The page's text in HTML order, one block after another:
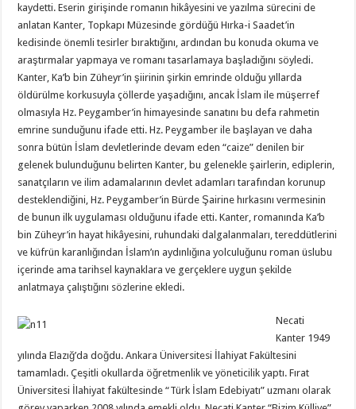
kaydetti. Eserin girişinde romanın hikâyesini ve yazılma sürecini de
anlatan Kanter, Topkapı Müzesinde gördüğü Hırka-i Saadet’in
kedisinde önemli tesirler bıraktığını, ardından bu konuda okuma ve
araştırmalar yapmaya ve romanı tasarlamaya başladığını söyledi.
Kanter, Ka’b bin Züheyr’in şiirinin şirkin emrinde olduğu yıllarda
öldürülme korkusuyla çöllerde yaşadığını, ancak İslam ile müşerref
olmasıyla Hz. Peygamber’in himayesinde sanatını bu defa rahmetin
emrine sunduğunu ifade etti. Hz. Peygamber ile başlayan ve daha
sonra bütün İslam devletlerinde devam eden “caize” denilen bir
gelenek bulunduğunu belirten Kanter, bu gelenekle şairlerin, ediplerin,
sanatçıların ve ilim adamalarının devlet adamları tarafından korunup
desteklendiğini, Hz. Peygamber’in Bürde Şairine hırkasını vermesinin
de bunun ilk uygulaması olduğunu ifade etti. Kanter, romanında Ka’b
bin Züheyr’in hayat hikâyesini, ruhundaki dalgalanmaları, tereddütlerini
ve küfrün karanlığından İslam’ın aydınlığına yolculuğunu roman üslubu
içerinde ama tarihsel kaynaklara ve gerçeklere uygun şekilde
anlatmaya çalıştığını sözlerine ekledi.
Necati
Kanter 1949
yılında Elazığ’da doğdu. Ankara Üniversitesi İlahiyat Fakültesini
tamamladı. Çeşitli okullarda öğretmenlik ve yöneticilik yaptı. Fırat
Üniversitesi İlahiyat fakültesinde “Türk İslam Edebiyatı” uzmanı olarak